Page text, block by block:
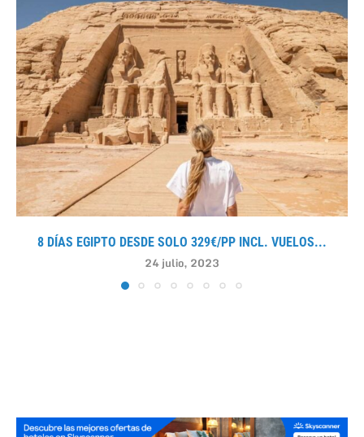
8 DÍAS EGIPTO DESDE SOLO 329€/PP INCL. VUELOS...
24 julio, 2023